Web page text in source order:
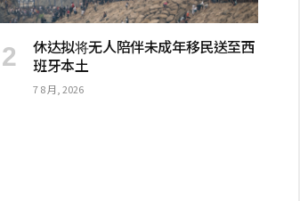
休达拟将无人陪伴未成年移民送至西
班牙本土
7 8 月, 2026